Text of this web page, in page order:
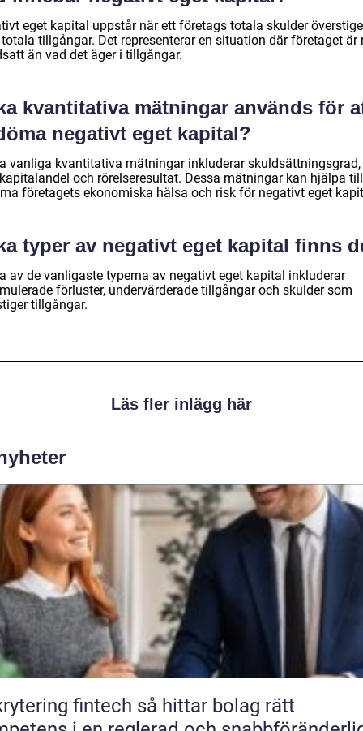
eget kapital uppstår när ett företags totala skulder
tillgångar. Det representerar en situation där företaget är
än vad det äger i tillgångar.
kvantitativa mätningar används för
negativt eget kapital?
vanliga kvantitativa mätningar inkluderar skuldsättningsgrad,
och rörelseresultat. Dessa mätningar kan hjälpa
företagets ekonomiska hälsa och risk för negativt eget
typer av negativt eget kapital finns
av de vanligaste typerna av negativt eget kapital inkluderar
förluster, undervärderade tillgångar och skulder som
tillgångar.
Läs fler inlägg här
fintech så hittar bolag rätt